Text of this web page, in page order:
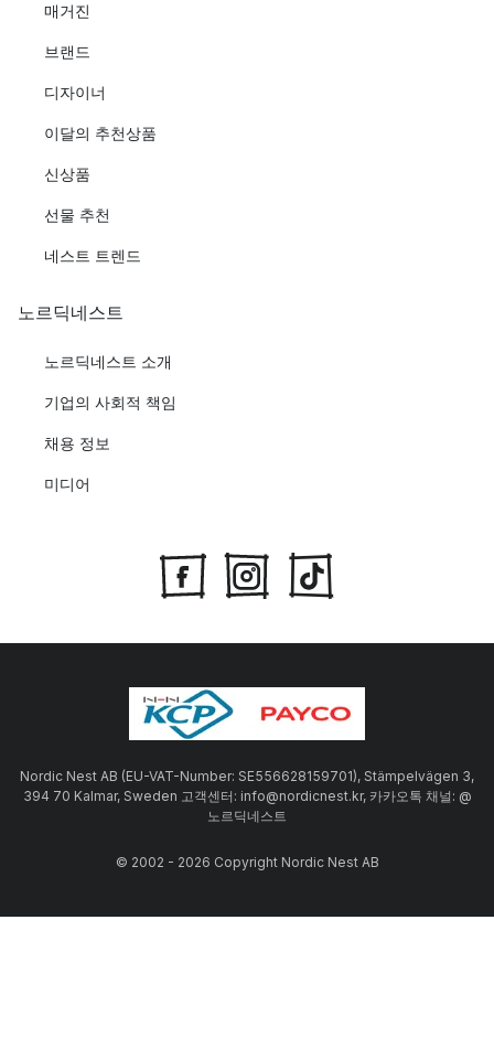
매거진
브랜드
디자이너
이달의 추천상품
신상품
선물 추천
네스트 트렌드
노르딕네스트
노르딕네스트 소개
기업의 사회적 책임
채용 정보
미디어
Nordic Nest AB (EU-VAT-Number: SE556628159701), Stämpelvägen 3,
394 70 Kalmar, Sweden 고객센터: info@nordicnest.kr, 카카오톡 채널: @
노르딕네스트
© 2002 - 2026 Copyright Nordic Nest AB